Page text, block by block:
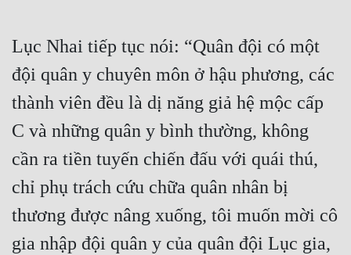
Lục Nhai tiếp tục nói: “Quân đội có một
đội quân y chuyên môn ở hậu phương, các
thành viên đều là dị năng giả hệ mộc cấp
C và những quân y bình thường, không
cần ra tiền tuyến chiến đấu với quái thú,
chỉ phụ trách cứu chữa quân nhân bị
thương được nâng xuống, tôi muốn mời cô
gia nhập đội quân y của quân đội Lục gia,